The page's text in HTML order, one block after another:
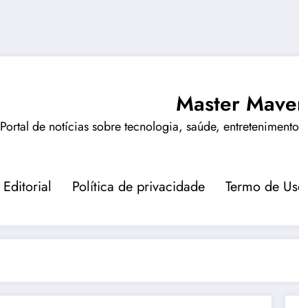
Master
Portal de notícias sobre tecnologia, saúde,
Editorial Política de privacidade Termo de